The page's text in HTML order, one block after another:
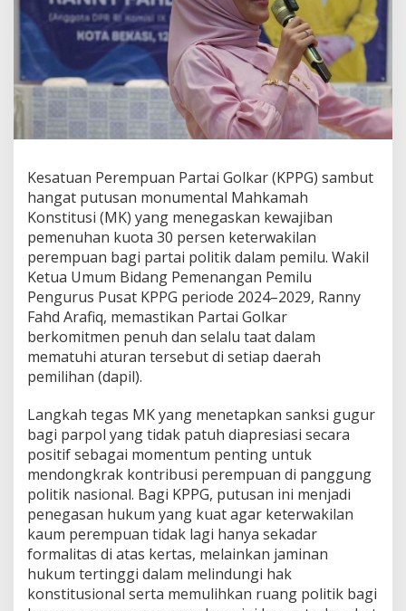
a
i
G
o
l
k
a
r
,
P
G
S
a
m
b
u
t
P
o
t
f
P
u
t
u
s
a
n
M
K
S
o
Kesatuan Perempuan Partai Golkar (KPPG) sambut
hangat putusan monumental Mahkamah
Konstitusi (MK) yang menegaskan kewajiban
pemenuhan kuota 30 persen keterwakilan
perempuan bagi partai politik dalam pemilu. Wakil
Ketua Umum Bidang Pemenangan Pemilu
Pengurus Pusat KPPG periode 2024–2029, Ranny
Fahd Arafiq, memastikan Partai Golkar
berkomitmen penuh dan selalu taat dalam
mematuhi aturan tersebut di setiap daerah
pemilihan (dapil).
Langkah tegas MK yang menetapkan sanksi gugur
bagi parpol yang tidak patuh diapresiasi secara
positif sebagai momentum penting untuk
mendongkrak kontribusi perempuan di panggung
politik nasional. Bagi KPPG, putusan ini menjadi
penegasan hukum yang kuat agar keterwakilan
kaum perempuan tidak lagi hanya sekadar
formalitas di atas kertas, melainkan jaminan
hukum tertinggi dalam melindungi hak
konstitusional serta memulihkan ruang politik bagi